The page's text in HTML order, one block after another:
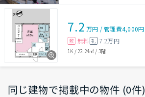
7.2 万円 /管理費4,000円
敷 無料 礼 7.2万円
1K / 22.24㎡ / 3階
同じ建物で掲載中の物件 (0件)